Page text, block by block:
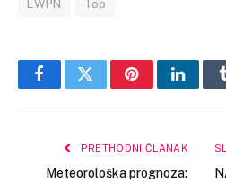
EWPN Top
FacebookTwitterPinterest
PRETHODNI ČLANAK
Meteorološka prognoza: